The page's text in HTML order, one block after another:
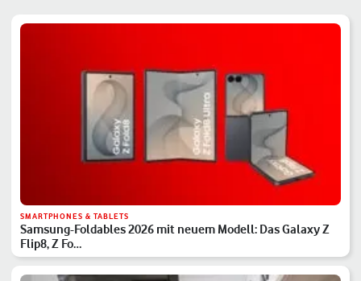
SMARTPHONES & TABLETS
Samsung-Foldables 2026 mit neuem Modell: Das Galaxy Z
Flip8, Z Fo…